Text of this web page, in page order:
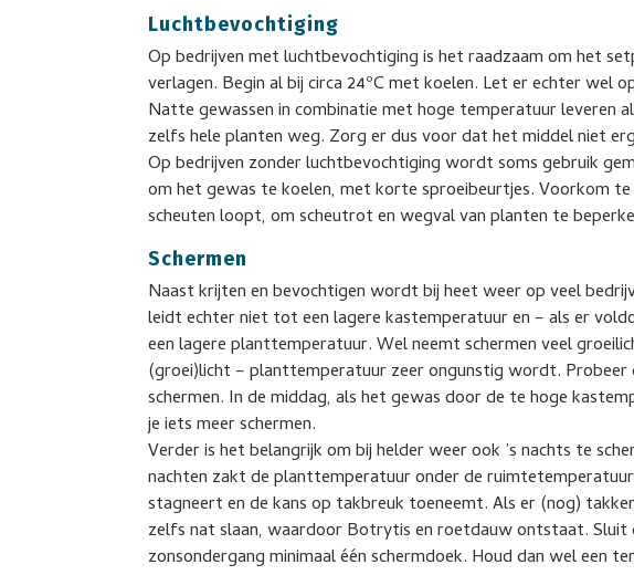
Luchtbevochtiging
Op bedrijven met luchtbevochtiging is het raadzaam om het
verlagen. Begin al bij circa 24ºC met koelen. Let er echter wel
Natte gewassen in combinatie met hoge temperatuur leveren
zelfs hele planten weg. Zorg er dus voor dat het middel niet
Op bedrijven zonder luchtbevochtiging wordt soms gebruik
om het gewas te koelen, met korte sproeibeurtjes. Voorkom
scheuten loopt, om scheutrot en wegval van planten te
Schermen
Naast krijten en bevochtigen wordt bij heet weer op veel
leidt echter niet tot een lagere kastemperatuur en – als er
een lagere planttemperatuur. Wel neemt schermen veel
(groei)licht – planttemperatuur zeer ongunstig wordt. Probeer
schermen. In de middag, als het gewas door de te hoge
je iets meer schermen.
Verder is het belangrijk om bij helder weer ook ’s nachts te
nachten zakt de planttemperatuur onder de
stagneert en de kans op takbreuk toeneemt. Als er (nog)
zelfs nat slaan, waardoor Botrytis en roetdauw ontstaat. Sluit
zonsondergang minimaal één schermdoek. Houd dan wel een